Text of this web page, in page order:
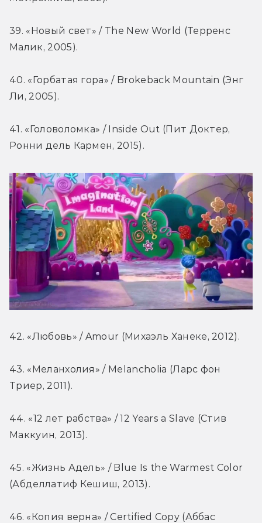
39. «Новый свет» / The New World (Терренс
Малик, 2005).
40. «Горбатая гора» / Brokeback Mountain (Энг
Ли, 2005).
41. «Головоломка» / Inside Out (Пит Доктер,
Ронни дель Кармен, 2015).
42. «Любовь» / Amour (Михаэль Ханеке, 2012).
43. «Меланхолия» / Melancholia (Ларс фон
Триер, 2011).
44. «12 лет рабства» / 12 Years a Slave (Стив
Маккуин, 2013).
45. «Жизнь Адель» / Blue Is the Warmest Color
(Абделлатиф Кешиш, 2013).
46. «Копия верна» / Certified Copy (Аббас